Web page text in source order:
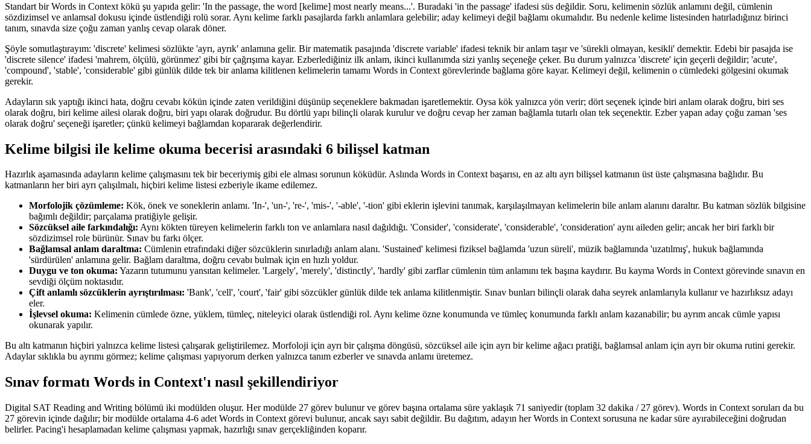
Standart bir Words in Context kökü şu yapıda gelir: 'In the passage, the word [kelime] most nearly means...'. Buradaki 'in the passage' ifadesi süs değildir. Soru, kelimenin sözlük anlamını değil, cümlenin
sözdizimsel ve anlamsal dokusu içinde üstlendiği rolü sorar. Aynı kelime farklı pasajlarda farklı anlamlara gelebilir; aday kelimeyi değil bağlamı okumalıdır. Bu nedenle kelime listesinden hatırladığınız birinci
tanım, sınavda size çoğu zaman yanlış cevap olarak döner.
Şöyle somutlaştırayım: 'discrete' kelimesi sözlükte 'ayrı, ayrık' anlamına gelir. Bir matematik pasajında 'discrete variable' ifadesi teknik bir anlam taşır ve 'sürekli olmayan, kesikli' demektir. Edebi bir pasajda ise
'discrete silence' ifadesi 'mahrem, ölçülü, görünmez' gibi bir çağrışıma kayar. Ezberlediğiniz ilk anlam, ikinci kullanımda sizi yanlış seçeneğe çeker. Bu durum yalnızca 'discrete' için geçerli değildir; 'acute',
'compound', 'stable', 'considerable' gibi günlük dilde tek bir anlama kilitlenen kelimelerin tamamı Words in Context görevlerinde bağlama göre kayar. Kelimeyi değil, kelimenin o cümledeki gölgesini okumak
gerekir.
Adayların sık yaptığı ikinci hata, doğru cevabı kökün içinde zaten verildiğini düşünüp seçeneklere bakmadan işaretlemektir. Oysa kök yalnızca yön verir; dört seçenek içinde biri anlam olarak doğru, biri ses
olarak doğru, biri kelime ailesi olarak doğru, biri yapı olarak doğrudur. Bu dörtlü yapı bilinçli olarak kurulur ve doğru cevap her zaman bağlamla tutarlı olan tek seçenektir. Ezber yapan aday çoğu zaman 'ses
olarak doğru' seçeneği işaretler; çünkü kelimeyi bağlamdan kopararak değerlendirir.
Kelime bilgisi ile kelime okuma becerisi arasındaki 6 bilişsel katman
Hazırlık aşamasında adayların kelime çalışmasını tek bir beceriymiş gibi ele alması sorunun köküdür. Aslında Words in Context başarısı, en az altı ayrı bilişsel katmanın üst üste çalışmasına bağlıdır. Bu
katmanların her biri ayrı çalışılmalı, hiçbiri kelime listesi ezberiyle ikame edilemez.
Morfolojik çözümleme: Kök, önek ve soneklerin anlamı. 'In-', 'un-', 're-', 'mis-', '-able', '-tion' gibi eklerin işlevini tanımak, karşılaşılmayan kelimelerin bile anlam alanını daraltır. Bu katman sözlük bilgisine
bağımlı değildir; parçalama pratiğiyle gelişir.
Sözcüksel aile farkındalığı: Aynı kökten türeyen kelimelerin farklı ton ve anlamlara nasıl dağıldığı. 'Consider', 'considerate', 'considerable', 'consideration' aynı aileden gelir; ancak her biri farklı bir
sözdizimsel role bürünür. Sınav bu farkı ölçer.
Bağlamsal anlam daraltma: Cümlenin etrafındaki diğer sözcüklerin sınırladığı anlam alanı. 'Sustained' kelimesi fiziksel bağlamda 'uzun süreli', müzik bağlamında 'uzatılmış', hukuk bağlamında
'sürdürülen' anlamına gelir. Bağlam daraltma, doğru cevabı bulmak için en hızlı yoldur.
Duygu ve ton okuma: Yazarın tutumunu yansıtan kelimeler. 'Largely', 'merely', 'distinctly', 'hardly' gibi zarflar cümlenin tüm anlamını tek başına kaydırır. Bu kayma Words in Context görevinde sınavın en
sevdiği ölçüm noktasıdır.
Çift anlamlı sözcüklerin ayrıştırılması: 'Bank', 'cell', 'court', 'fair' gibi sözcükler günlük dilde tek anlama kilitlenmiştir. Sınav bunları bilinçli olarak daha seyrek anlamlarıyla kullanır ve hazırlıksız adayı
eler.
İşlevsel okuma: Kelimenin cümlede özne, yüklem, tümleç, niteleyici olarak üstlendiği rol. Aynı kelime özne konumunda ve tümleç konumunda farklı anlam kazanabilir; bu ayrım ancak cümle yapısı
okunarak yapılır.
Bu altı katmanın hiçbiri yalnızca kelime listesi çalışarak geliştirilemez. Morfoloji için ayrı bir çalışma döngüsü, sözcüksel aile için ayrı bir kelime ağacı pratiği, bağlamsal anlam için ayrı bir okuma rutini gerekir.
Adaylar sıklıkla bu ayrımı görmez; kelime çalışması yapıyorum derken yalnızca tanım ezberler ve sınavda anlamı üretemez.
Sınav formatı Words in Context'ı nasıl şekillendiriyor
Digital SAT Reading and Writing bölümü iki modülden oluşur. Her modülde 27 görev bulunur ve görev başına ortalama süre yaklaşık 71 saniyedir (toplam 32 dakika / 27 görev). Words in Context soruları da bu
27 görevin içinde dağılır; bir modülde ortalama 4-6 adet Words in Context görevi bulunur, ancak sayı sabit değildir. Bu dağıtım, adayın her Words in Context sorusuna ne kadar süre ayırabileceğini doğrudan
belirler. Pacing'i hesaplamadan kelime çalışması yapmak, hazırlığı sınav gerçekliğinden koparır.